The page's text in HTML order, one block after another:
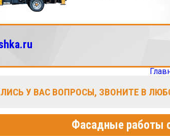
У ВАС ВОПРОСЫ, ЗВОНИТЕ В
Фасадные работы